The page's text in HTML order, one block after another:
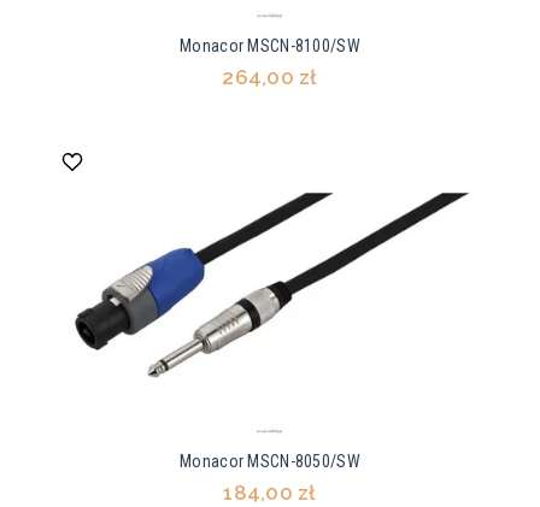
Monacor MSCN-8100/SW
264,00 zł
Monacor MSCN-8050/SW
184,00 zł